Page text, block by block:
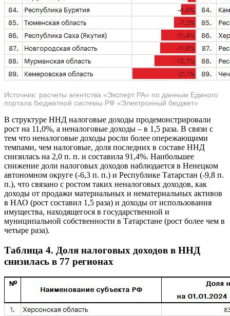
Источник: расчеты агентства «Эксперт РА» по данным Единого
портала бюджетной системы РФ «Электронный бюджет»
В структуре ННД налоговые доходы продемонстрировали
рост на 11,0%, а неналоговые доходы – в 1,5 раза. В связи с
тем что неналоговые доходы росли более опережающими
темпами, чем налоговые, доля последних в составе ННД
снизилась на 2,0 п. п. и составила 91,4%. Наибольшее
снижение доли налоговых доходов наблюдается в Ненецком
автономном округе (-6,3 п. п.) и Республике Татарстан (-9,8 п.
п.), что связано с ростом таких неналоговых доходов, как
доходы от продажи материальных и нематериальных активов
в НАО (рост составил 1,5 раза) и доходы от использования
имущества, находящегося в государственной и
муниципальной собственности в Татарстане (рост более чем в
четыре раза).
Таблица 4. Доля налоговых доходов в ННД
снизилась в 77 регионах